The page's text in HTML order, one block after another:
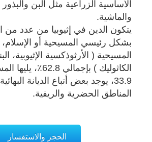
الأساسية الزراعية مثل البن
والماشية.
يتكون الدين في إثيوبيا من عدد من
بشكل رئيسي المسيحية أو الإسلام،
المسيحية ( الأرثوذكسية الإثيوبية،
الكاثوليك ) بإجمالي
33.9، يوجد بعض أتباع الديانة
المناطق الحضرية والريفية.
الحجز والاستفسار